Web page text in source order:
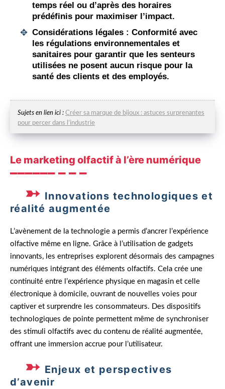
temps réel ou d’après des horaires
prédéfinis pour maximiser l’impact.
Considérations légales : Conformité avec
les régulations environnementales et
sanitaires pour garantir que les senteurs
utilisées ne posent aucun risque pour la
santé des clients et des employés.
Sujets en lien ici : Créer sa marque de bijoux : astuces surprenantes
pour percer dans l’industrie
Le marketing olfactif à l’ère numérique
Innovations technologiques et
réalité augmentée
L’avènement de la technologie a permis d’ancrer l’expérience
olfactive même en ligne. Grâce à l’utilisation de gadgets
innovants, les entreprises explorent désormais des campagnes
numériques intégrant des éléments olfactifs. Cela crée une
continuité entre l’expérience physique en magasin et celle
électronique à domicile, ouvrant de nouvelles voies pour
captiver et surprendre les consommateurs. Des dispositifs
technologiques de pointe permettent même de synchroniser
des stimuli olfactifs avec du contenu de réalité augmentée,
offrant une immersion accrue pour l’utilisateur.
Enjeux et perspectives
d’avenir